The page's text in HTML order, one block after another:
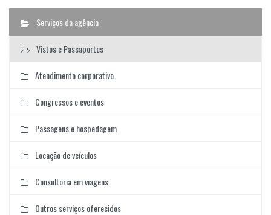
Serviços da agência
Vistos e Passaportes
Atendimento corporativo
Congressos e eventos
Passagens e hospedagem
Locação de veículos
Consultoria em viagens
Outros serviços oferecidos